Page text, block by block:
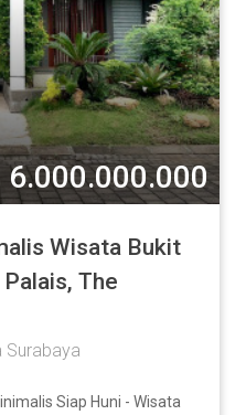
6.000.000.000
Wisata Bukit
The
Surabaya
Siap Huni - Wisata